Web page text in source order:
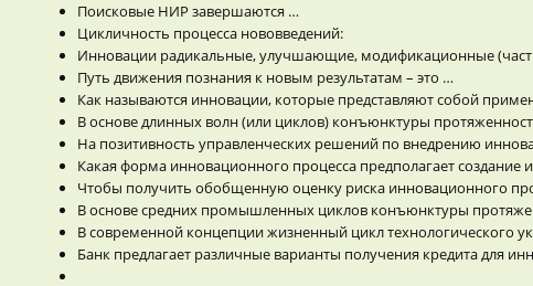
Поисковые НИР завершаются …
Цикличность процесса нововведений:
Инновации радикальные, улучшающие, модификационные
Путь движения познания к новым результатам – это …
Как называются инновации, которые представляют собой
В основе длинных волн (или циклов) конъюнктуры
На позитивность управленческих решений по внедрению
Какая форма инновационного процесса предполагает
Чтобы получить обобщенную оценку риска инновационного
В основе средних промышленных циклов конъюнктуры
В современной концепции жизненный цикл технологического
Банк предлагает различные варианты получения кредита для